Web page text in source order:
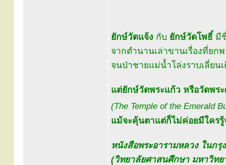
ยักษ์วัดแจ้ง กับ ยักษ์วัดโพธิ์ มี
จากตำนานเล่าขานเรื่องที่ยก
จนป่าชายแม่น้ำโล่งราบเลี่ยน
แต่ยักษ์วัดพระแก้ว หรือวัดพร
(The Temple of the Emerald
แม้จะคุ้นตาแต่ก็ไม่ค่อยมีใครรู้
หนังสือพระอารามหลวง ในกรุ
(วิทยาลัยศาสนศึกษา มหาวิท